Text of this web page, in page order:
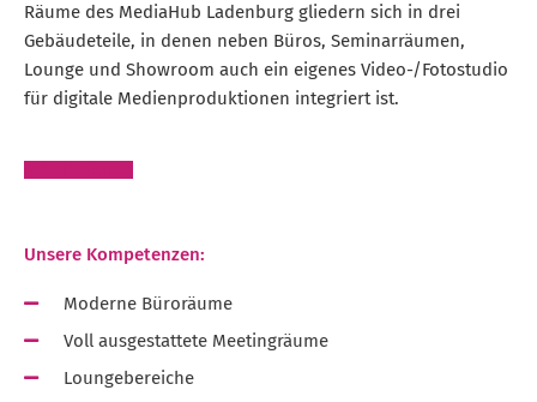
Räume des MediaHub Ladenburg gliedern sich in drei
Gebäudeteile, in denen neben Büros, Seminarräumen,
Lounge und Showroom auch ein eigenes Video-/Fotostudio
für digitale Medienproduktionen integriert ist.
Unsere Kompetenzen:
Moderne Büroräume
Voll ausgestattete Meetingräume
Loungebereiche